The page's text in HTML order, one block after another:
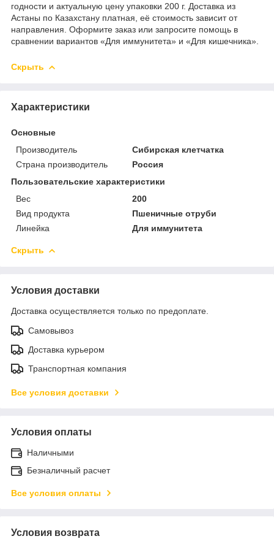
годности и актуальную цену упаковки 200 г. Доставка из
Астаны по Казахстану платная, её стоимость зависит от
направления. Оформите заказ или запросите помощь в
сравнении вариантов «Для иммунитета» и «Для кишечника».
Скрыть
Характеристики
Основные
Производитель
Сибирская клетчатка
Страна производитель
Россия
Пользовательские характеристики
Вес
200
Вид продукта
Пшеничные отруби
Линейка
Для иммунитета
Скрыть
Условия доставки
Доставка осуществляется только по предоплате.
Самовывоз
Доставка курьером
Транспортная компания
Все условия доставки
Условия оплаты
Наличными
Безналичный расчет
Все условия оплаты
Условия возврата